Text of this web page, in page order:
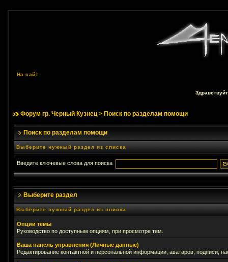
На сайт
Форум гр. Черный Кузнец> Поиск по разделам помощи
Поиск по разделам помощи
Выберите нужный раздел из списка
Введите ключевые слова для поиска
Выберите раздел
Выберите нужный раздел из списка
Опции темы
Руководство по доступным опциям, при просмотре тем.
Ваша панель управления (Личные данные)
Редактирование контактной и персональной информации, аватаров, подписи,